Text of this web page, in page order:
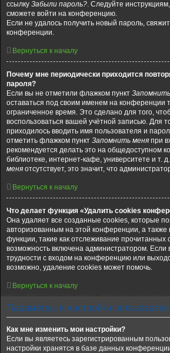
ссылку Забыли пароль?. Следуйте
сможете войти на конференцию.
Если не удалось получить новый пароль,
конференции.
Вернуться к началу
Почему мне периодически приходится
пароля?
Если вы не отметили флажком пункт
оставаться под своим именем на конференции
ограниченное время. Это сделано для того,
воспользоваться вашей учётной записью. Для
приходилось вводить имя пользователя и
отметить флажком пункт Запомнить меня при
рекомендуется делать это на общедоступном
библиотеке, интернет-кафе, университете и т.
меня отсутствует, это значит, что
Вернуться к началу
Что делает функция «Удалить cookies
Она удаляет все созданные cookies, которые
авторизованным на этой конференции, а также
функции, такие как отслеживание прочитанных
возможность включена администратором. Если
трудности с входом на конференцию или
возможно, удаление cookies может помочь.
Вернуться к началу
Параметры и настройки
Как мне изменить мои настройки?
Если вы являетесь зарегистрированным
настройки хранятся в базе данных